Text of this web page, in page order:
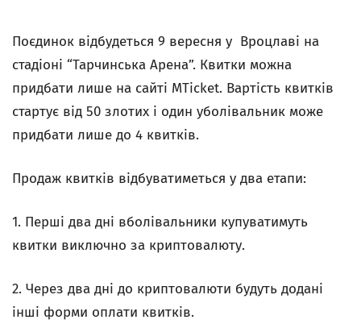
Поєдинок відбудеться 9 вересня у Вроцлаві на
стадіоні “Тарчинська Арена”. Квитки можна
придбати лише на сайті MTicket. Вартість квитків
стартує від 50 злотих і один уболівальник може
придбати лише до 4 квитків.
Продаж квитків відбуватиметься у два етапи:
1. Перші два дні вболівальники купуватимуть
квитки виключно за криптовалюту.
2. Через два дні до криптовалюти будуть додані
інші форми оплати квитків.